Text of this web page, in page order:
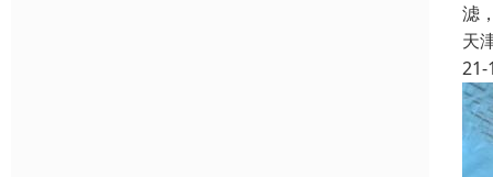
滤
天
21-